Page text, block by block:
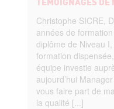
TÉMOIGNAGES DE
Christophe SICRE,
années de formation
diplôme de Niveau
formation
équipe investie
aujourd’hui
vous faire part de
la qualité [...]